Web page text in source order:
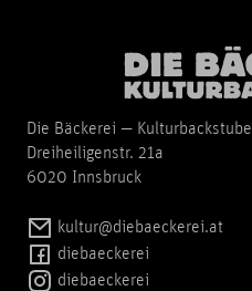
Die Bäckerei — Kulturbackstube
Dreiheiligenstr. 21a
6020 Innsbruck
kultur@diebaeckerei.at
diebaeckerei
diebaeckerei